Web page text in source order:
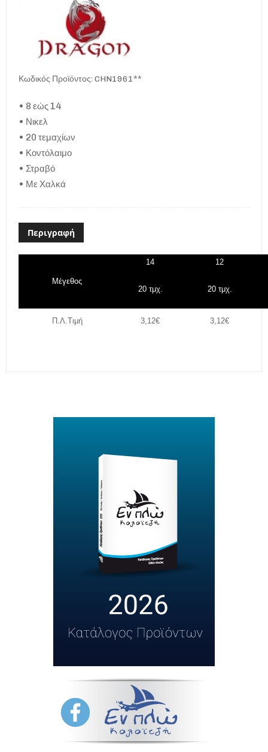
Κωδικός Προϊόντος: CHN1961**
• 8 εώς 14
• Νικελ
• 20 τεμαχίων
• Κοντόλαιμο
• Στραβό
• Με Χαλκά
Περιγραφή
Μέγεθος
14
20 τμχ.
12
20 τμχ.
Π.Λ.Τιμή 3,12€ 3,12€